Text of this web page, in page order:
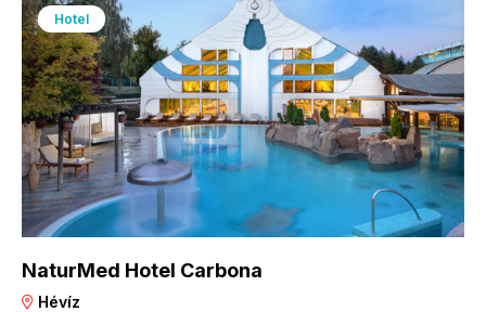
Hotel
NaturMed Hotel Carbona
Hévíz